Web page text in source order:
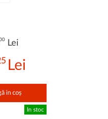
Lei
in coș
In stoc